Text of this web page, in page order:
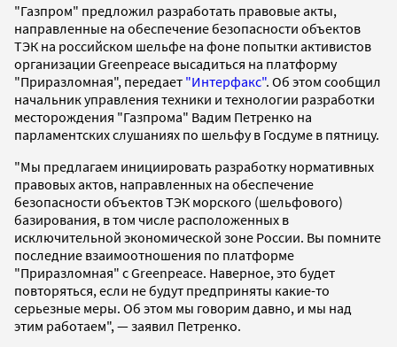
"Газпром" предложил разработать правовые акты,
направленные на обеспечение безопасности объектов
ТЭК на российском шельфе на фоне попытки активистов
организации Greenpeace высадиться на платформу
"Приразломная", передает "Интерфакс". Об этом сообщил
начальник управления техники и технологии разработки
месторождения "Газпрома" Вадим Петренко на
парламентских слушаниях по шельфу в Госдуме в пятницу.
"Мы предлагаем инициировать разработку нормативных
правовых актов, направленных на обеспечение
безопасности объектов ТЭК морского (шельфового)
базирования, в том числе расположенных в
исключительной экономической зоне России. Вы помните
последние взаимоотношения по платформе
"Приразломная" с Greenpeace. Наверное, это будет
повторяться, если не будут предприняты какие-то
серьезные меры. Об этом мы говорим давно, и мы над
этим работаем", — заявил Петренко.